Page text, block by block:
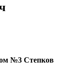
№3 Степков